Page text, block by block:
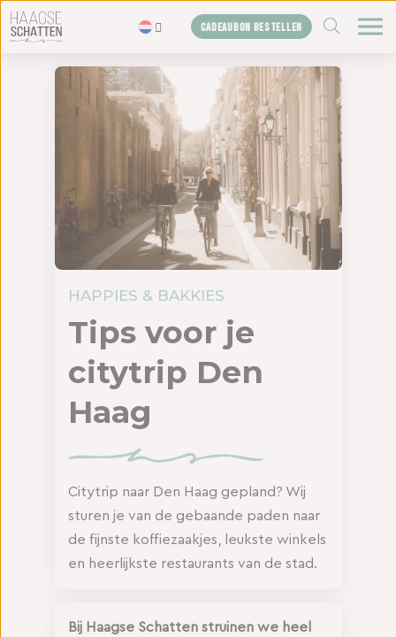
Home
De schatten
Blogs
Cadeaubon
Shop
Over ons
CADEAUBON BESTELLEN ZOEKEN
HAPPIES & BAKKIES
Tips voor je
citytrip Den
Haag
Citytrip naar Den Haag gepland? Wij
sturen je van de gebaande paden naar
de fijnste koffiezaakjes, leukste winkels
en heerlijkste restaurants van de stad.
Bij Haagse Schatten struinen we heel